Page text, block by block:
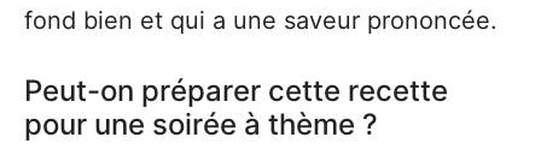
fond bien et qui a une saveur prononcée.
Peut-on préparer cette recette
pour une soirée à thème ?